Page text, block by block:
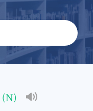
(N)